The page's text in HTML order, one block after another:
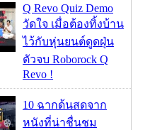
Q Revo Quiz Demo
วัดใจ เมื่อต้องทิ้งบ้าน
ไว้กับหุ่นยนต์ดูดฝุ่น
ตัวจบ Roborock Q
Revo !
10 ฉากด้นสดจาก
หนังที่น่าชื่นชม